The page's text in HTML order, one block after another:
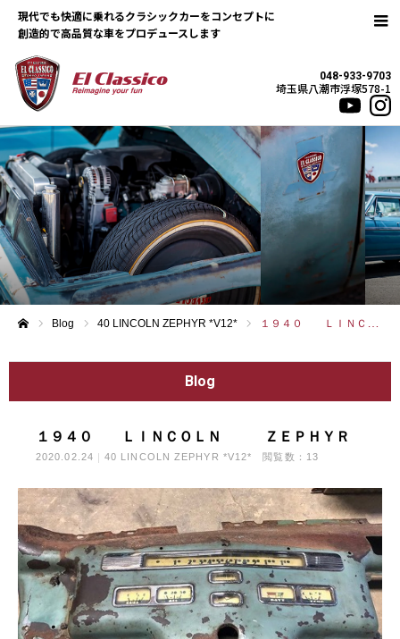
現代でも快適に乗れるクラシックカーをコンセプトに
048-933-9703
埼玉県八潮市浮塚578-1
Blog 40 LINCOLN ZEPHYR *V12* １９４０ ＬＩＮＣＯＬＮ ＺＥＰＨＹＲ
Blog
１９４０ ＬＩＮＣＯＬＮ ＺＥＰＨＹＲ
2020.02.24 40 LINCOLN ZEPHYR *V12* 閲覧数：13